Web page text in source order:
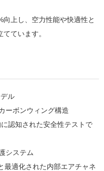
上し、空力性能や快適性と
ています。
ル
ーボンウィング構造
認知された安全性テストで
システム
最適化された内部エアチャネ